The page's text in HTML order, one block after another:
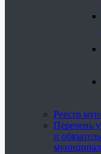
Реестр
Перечень
и